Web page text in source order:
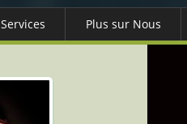
Services Plus sur Nous